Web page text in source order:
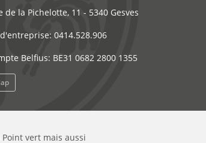
de la Pichelotte, 11 - 5340 Gesves
0414.528.906
Belfius: BE31 0682 2800 1355
vert mais aussi